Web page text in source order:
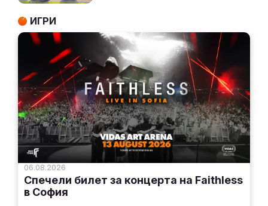
ИГРИ
06.08.2026
Спечели билет за концерта на Faithless
в София